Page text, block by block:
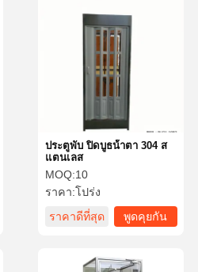
ประตูพับ ปิดบูธน้ําตา 304 ส
แตนเลส
MOQ:10
ราคา:โปร่ง
ราคาดีที่สุด
พูดคุยกัน